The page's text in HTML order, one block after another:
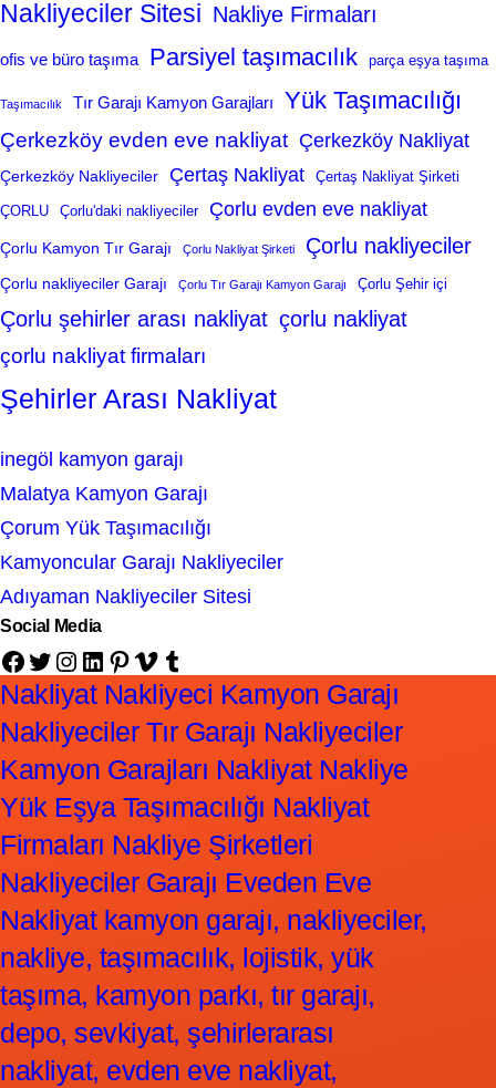
Nakliyeciler Sitesi Nakliye Firmaları
ofis ve büro taşıma Parsiyel taşımacılık parça eşya taşıma
Taşımacılık Tır Garajı Kamyon Garajları Yük Taşımacılığı
Çerkezköy evden eve nakliyat Çerkezköy Nakliyat
Çerkezköy Nakliyeciler Çertaş Nakliyat Çertaş Nakliyat Şirketi
ÇORLU Çorlu'daki nakliyeciler Çorlu evden eve nakliyat
Çorlu Kamyon Tır Garajı Çorlu Nakliyat Şirketi Çorlu nakliyeciler
Çorlu nakliyeciler Garajı Çorlu Tır Garajı Kamyon Garajı Çorlu Şehir içi
Çorlu şehirler arası nakliyat çorlu nakliyat
çorlu nakliyat firmaları
Şehirler Arası Nakliyat
inegöl kamyon garajı
Malatya Kamyon Garajı
Çorum Yük Taşımacılığı
Kamyoncular Garajı Nakliyeciler
Adıyaman Nakliyeciler Sitesi
Social Media
Facebook Twitter Instagram LinkedIn Pinterest Vimeo Tumblr
Nakliyat Nakliyeci Kamyon Garajı
Nakliyeciler Tır Garajı Nakliyeciler
Kamyon Garajları Nakliyat Nakliye
Yük Eşya Taşımacılığı Nakliyat
Firmaları Nakliye Şirketleri
Nakliyeciler Garajı Eveden Eve
Nakliyat kamyon garajı, nakliyeciler,
nakliye, taşımacılık, lojistik, yük
taşıma, kamyon parkı, tır garajı,
depo, sevkiyat, şehirlerarası
nakliyat, evden eve nakliyat,